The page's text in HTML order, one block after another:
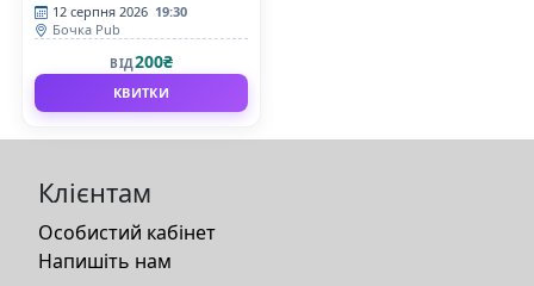
12 серпня 2026 19:30
Бочка Pub
ВІД200₴
КВИТКИ
Клієнтам
Особистий кабінет
Напишіть нам